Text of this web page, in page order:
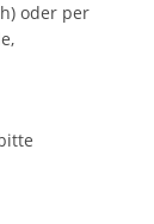
oder per